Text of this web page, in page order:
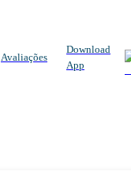
Avaliações
Download
App